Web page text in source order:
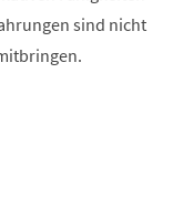
sind nicht